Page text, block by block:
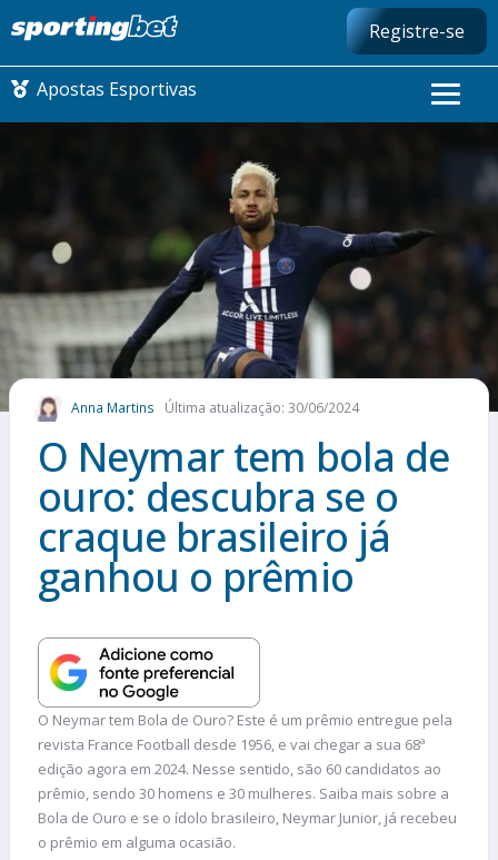
Registre-se
Apostas Esportivas
CONMEBOL LIBERTADORES
FUTEBOL NACIONAL
FUTEBOL INTERNACIONAL
COMO APOSTAR
MAIS ESPORTES
Anna Martins Última atualização: 30/06/2024
O Neymar tem bola de
ouro: descubra se o
craque brasileiro já
ganhou o prêmio
O Neymar tem Bola de Ouro? Este é um prêmio entregue pela
revista France Football desde 1956, e vai chegar a sua 68ª
edição agora em 2024. Nesse sentido, são 60 candidatos ao
prêmio, sendo 30 homens e 30 mulheres. Saiba mais sobre a
Bola de Ouro e se o ídolo brasileiro, Neymar Junior, já recebeu
o prêmio em alguma ocasião.